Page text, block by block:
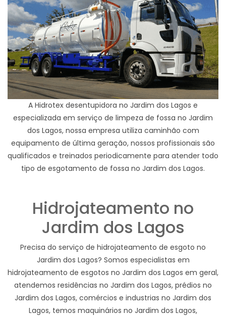
A Hidrotex desentupidora no Jardim dos Lagos e
especializada em serviço de limpeza de fossa no Jardim
dos Lagos, nossa empresa utiliza caminhão com
equipamento de última geração, nossos profissionais são
qualificados e treinados periodicamente para atender todo
tipo de esgotamento de fossa no Jardim dos Lagos.
Hidrojateamento no
Jardim dos Lagos
Precisa do serviço de hidrojateamento de esgoto no
Jardim dos Lagos? Somos especialistas em
hidrojateamento de esgotos no Jardim dos Lagos em geral,
atendemos residências no Jardim dos Lagos, prédios no
Jardim dos Lagos, comércios e industrias no Jardim dos
Lagos, temos maquinários no Jardim dos Lagos,